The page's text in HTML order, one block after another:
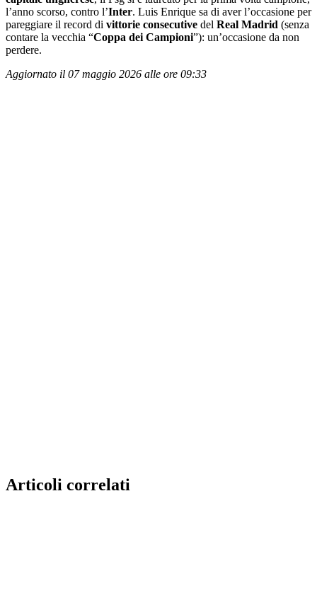
l’anno scorso, contro l’Inter. Luis Enrique sa di aver l’occasione per
pareggiare il record di vittorie consecutive del Real Madrid (senza
contare la vecchia “Coppa dei Campioni”): un’occasione da non
perdere.
Aggiornato il 07 maggio 2026 alle ore 09:33
Articoli correlati